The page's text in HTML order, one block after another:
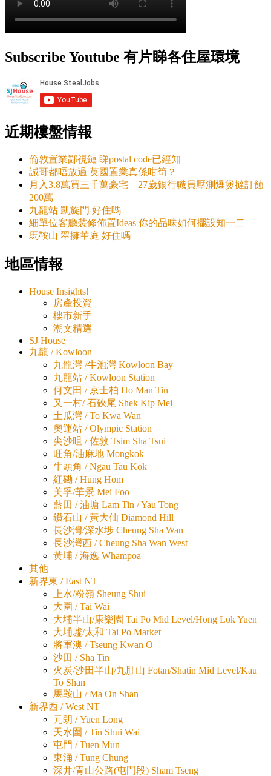
Subscribe Youtube 有片睇各住屋環境
近期樓盤情報
倫敦置業鄙視鏈 睇postal code已經知
誠哥都唔放過 英國置業真係咁筍？
月入3.8萬買三千萬豪宅 27歲銀行職員壓測爆煲撻訂蝕
200萬
九龍站 凱旋門 好住嗎
細單位客廳裝修佈置Ideas 你的品味如何擺設知一二
馬鞍山 翠擁華庭 好住嗎
地區情報
House Insights!
房產投資
樓市新手
潮文精選
SJ House
九龍 / Kowloon
九龍灣 /牛池灣 Kowloon Bay
九龍站 / Kowloon Station
何文田 / 京士柏 Ho Man Tin
又一村/ 石硤尾 Shek Kip Mei
土瓜灣 / To Kwa Wan
奧運站 / Olympic Station
尖沙咀 / 佐敦 Tsim Sha Tsui
旺角/油麻地 Mongkok
牛頭角 / Ngau Tau Kok
紅磡 / Hung Hom
美孚/華景 Mei Foo
藍田 / 油塘 Lam Tin / Yau Tong
鑽石山 / 黃大仙 Diamond Hill
長沙灣/深水埗 Cheung Sha Wan
長沙灣西 / Cheung Sha Wan West
黃埔 / 海逸 Whampoa
其他
新界東 / East NT
上水/粉嶺 Sheung Shui
大圍 / Tai Wai
大埔半山/康樂園 Tai Po Mid Level/Hong Lok Yuen
大埔墟/太和 Tai Po Market
將軍澳 / Tseung Kwan O
沙田 / Sha Tin
火炭/沙田半山/九肚山 Fotan/Shatin Mid Level/Kau
To Shan
馬鞍山 / Ma On Shan
新界西 / West NT
元朗 / Yuen Long
天水圍 / Tin Shui Wai
屯門 / Tuen Mun
東涌 / Tung Chung
深井/青山公路(屯門段) Sham Tseng